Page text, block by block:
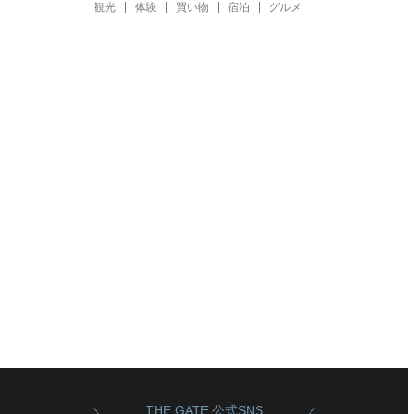
観光
体験 買い物 宿泊 グルメ
THE GATE 公式SNS